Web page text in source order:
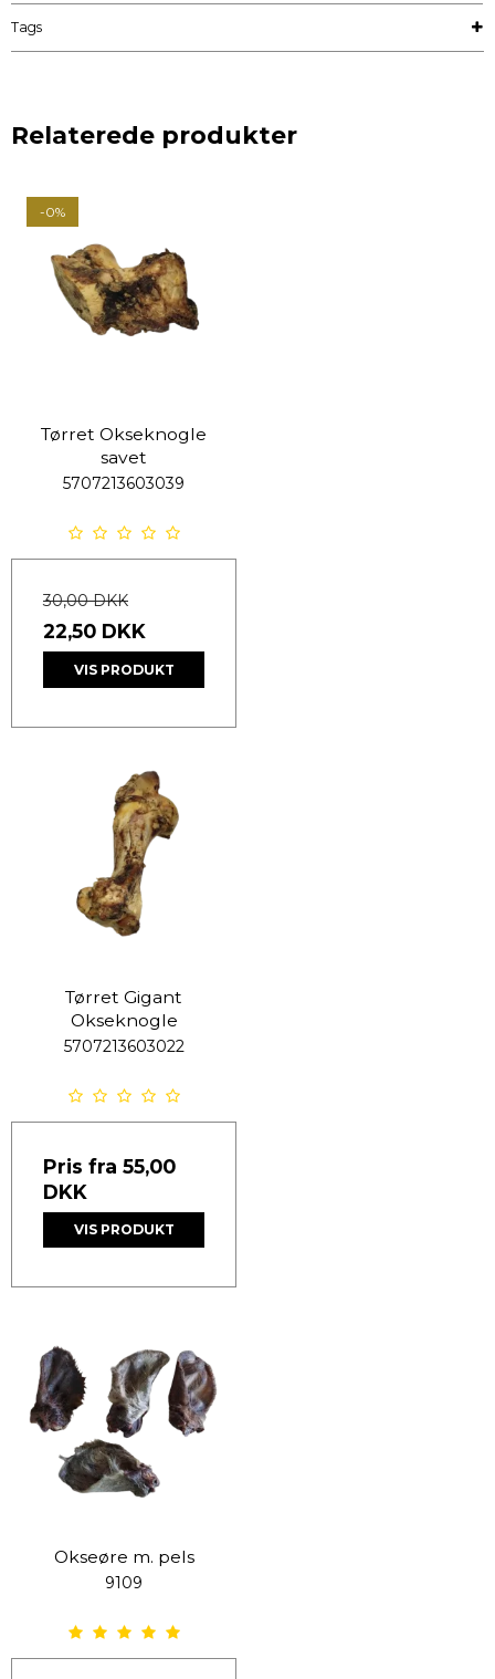
Tags
Relaterede produkter
-0%
Tørret Okseknogle
savet
5707213603039
30,00 DKK
22,50 DKK
VIS PRODUKT
Tørret Gigant
Okseknogle
5707213603022
Pris fra 55,00
DKK
VIS PRODUKT
Okseøre m. pels
9109